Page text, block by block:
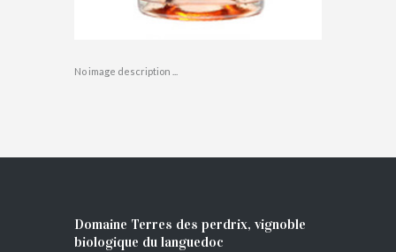
No image description ...
Domaine Terres des perdrix, vignoble
biologique du languedoc